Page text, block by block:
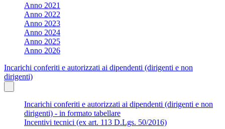
Anno 2021
Anno 2022
Anno 2023
Anno 2024
Anno 2025
Anno 2026
Incarichi conferiti e autorizzati ai dipendenti (dirigenti e non
dirigenti)
Incarichi conferiti e autorizzati ai dipendenti (dirigenti e non
dirigenti) - in formato tabellare
Incentivi tecnici (ex art. 113 D.Lgs. 50/2016)